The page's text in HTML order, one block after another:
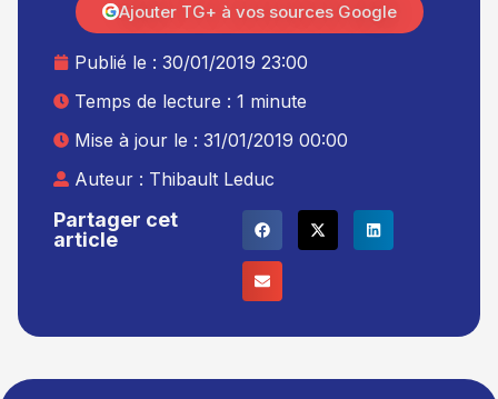
Partager cet
article
Publié le : 30/01/2019 23:00
Temps de lecture : 1 minute
Mise à jour le : 31/01/2019 00:00
Auteur : Thibault Leduc
Ajouter TG+ à vos sources Google